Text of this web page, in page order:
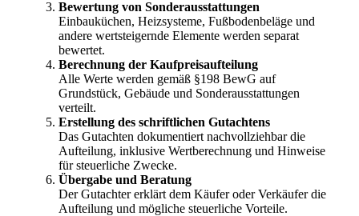
Bewertung von Sonderausstattungen
Einbauküchen, Heizsysteme, Fußbodenbeläge und
andere wertsteigernde Elemente werden separat
bewertet.
Berechnung der Kaufpreisaufteilung
Alle Werte werden gemäß §198 BewG auf
Grundstück, Gebäude und Sonderausstattungen
verteilt.
Erstellung des schriftlichen Gutachtens
Das Gutachten dokumentiert nachvollziehbar die
Aufteilung, inklusive Wertberechnung und Hinweise
für steuerliche Zwecke.
Übergabe und Beratung
Der Gutachter erklärt dem Käufer oder Verkäufer die
Aufteilung und mögliche steuerliche Vorteile.